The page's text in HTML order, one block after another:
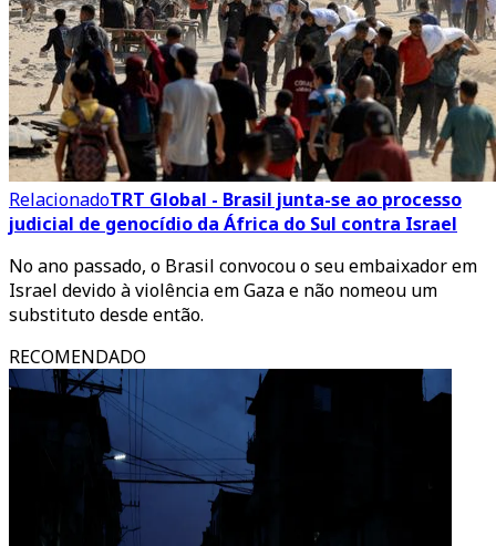
RelacionadoTRT Global - Brasil junta-se ao processo
judicial de genocídio da África do Sul contra Israel
No ano passado, o Brasil convocou o seu embaixador em
Israel devido à violência em Gaza e não nomeou um
substituto desde então.
RECOMENDADO